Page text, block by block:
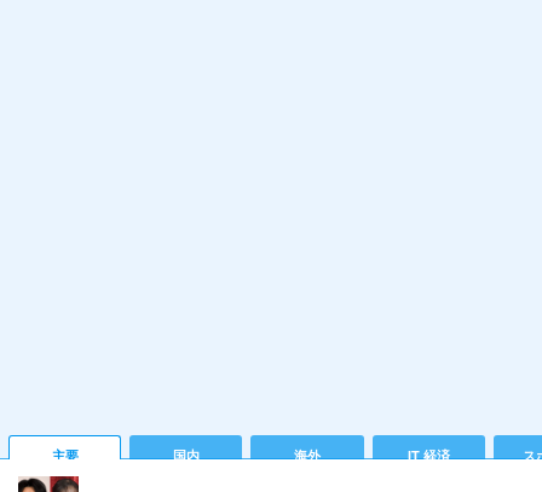
主要 国内 海外 IT 経済 ス